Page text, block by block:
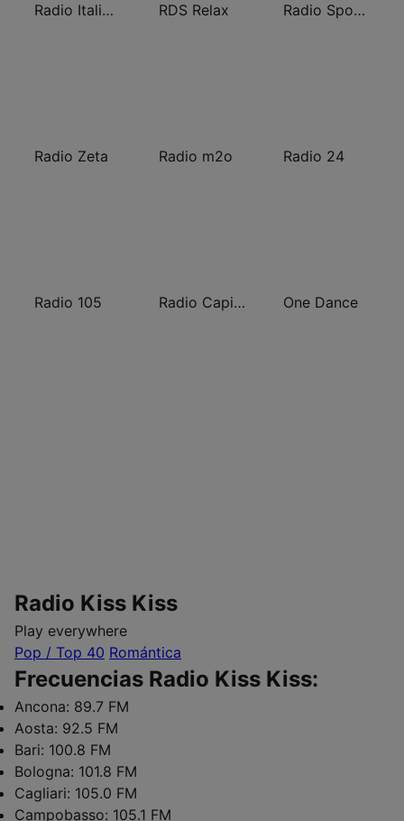
Radio Italia solomusicaitaliana RDS Relax Radio Sportiva
Radio Zeta Radio m2o Radio 24
Radio 105 Radio Capital One Dance
Radio Kiss Kiss
Play everywhere
Pop / Top 40 Romántica
Frecuencias Radio Kiss Kiss:
Ancona: 89.7 FM
Aosta: 92.5 FM
Bari: 100.8 FM
Bologna: 101.8 FM
Cagliari: 105.0 FM
Campobasso: 105.1 FM